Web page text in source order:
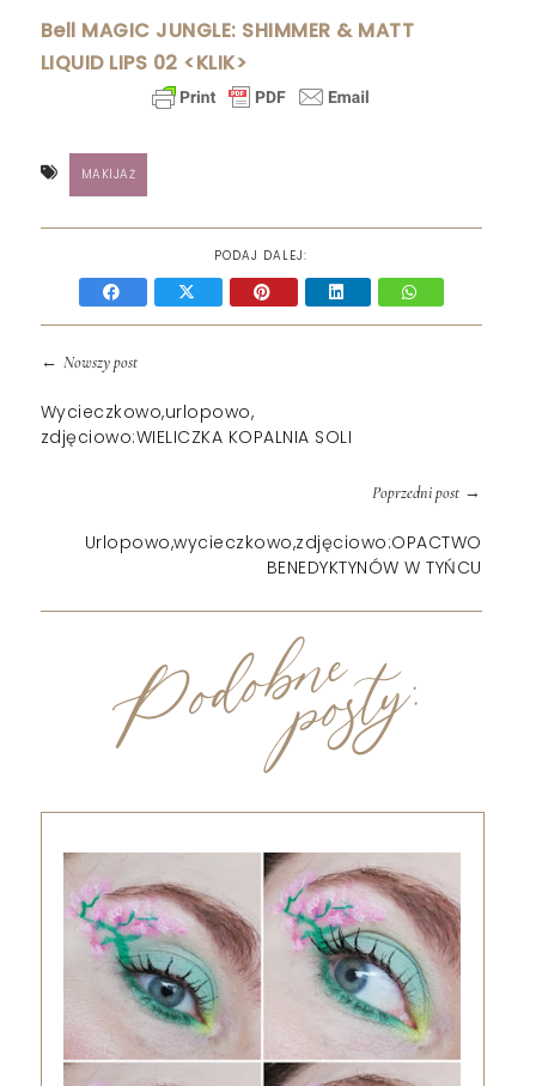
Bell MAGIC JUNGLE: SHIMMER & MATT
LIQUID LIPS 02 <KLIK>
MAKIJAŻ
PODAJ DALEJ:
← Nowszy post
Wycieczkowo,urlopowo,
zdjęciowo:WIELICZKA KOPALNIA SOLI
Poprzedni post→
Urlopowo,wycieczkowo,zdjęciowo:OPACTWO
BENEDYKTYNÓW W TYŃCU